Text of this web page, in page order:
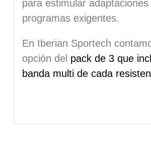
para estimular adaptaciones
programas exigentes.
En Iberian Sportech
opción del pack de 3 que
banda multi de cada